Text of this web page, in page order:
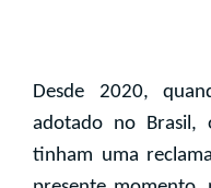
Desde 2020,
adotado no Brasil,
tinham uma